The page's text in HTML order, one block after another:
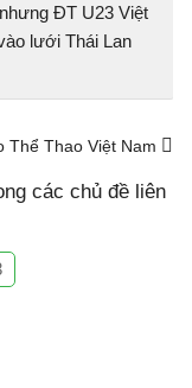
ĐT U23 Việt
lưới Thái Lan
Thể Thao Việt Nam
các chủ đề liên